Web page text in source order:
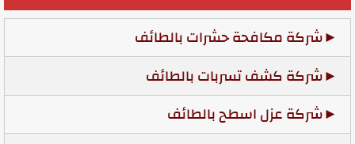
شركة مكافحة حشرات بالطائف
شركة كشف تسربات بالطائف
شركة عزل اسطح بالطائف